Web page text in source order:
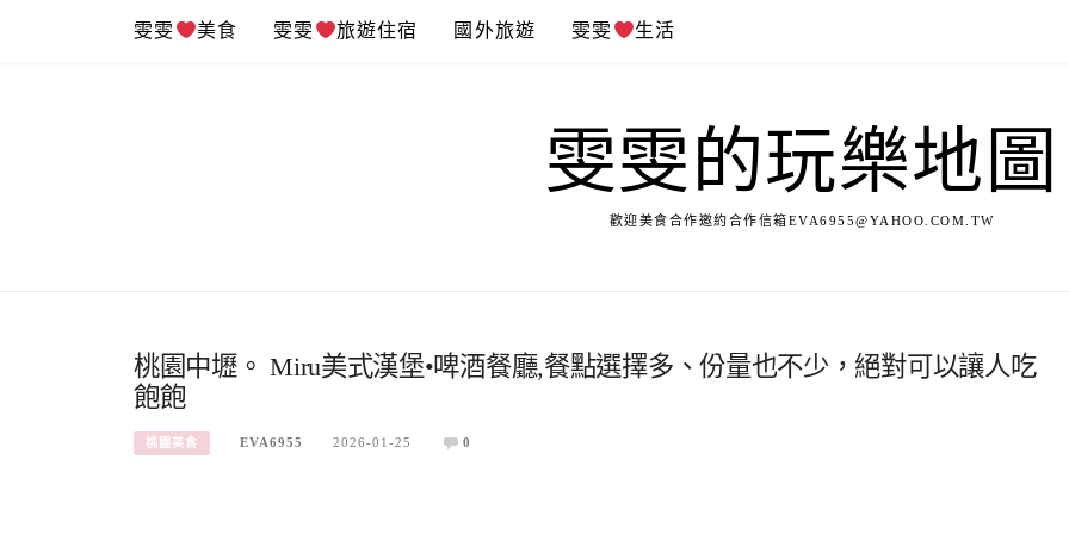
雯雯 美食 雯雯 旅遊住宿 國外旅遊 雯雯 生活
雯雯的玩樂地圖
歡迎美食合作邀約合作信箱EVA6955@YAHOO.COM.TW
桃園中壢。 Miru美式漢堡•啤酒餐廳,餐點選擇多、份量也不少，絕對可以讓人吃
飽飽
桃園美食 EVA6955 2026-01-25 0